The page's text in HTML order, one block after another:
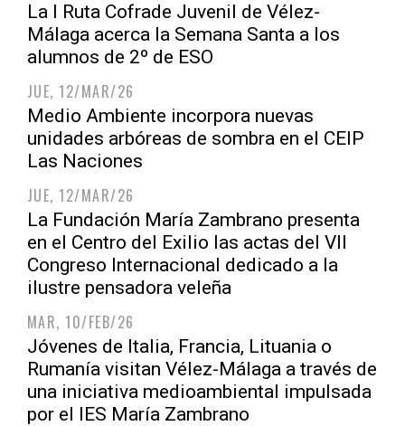
La I Ruta Cofrade Juvenil de Vélez-
Málaga acerca la Semana Santa a los
alumnos de 2º de ESO
JUE, 12/MAR/26
Medio Ambiente incorpora nuevas
unidades arbóreas de sombra en el CEIP
Las Naciones
JUE, 12/MAR/26
La Fundación María Zambrano presenta
en el Centro del Exilio las actas del VII
Congreso Internacional dedicado a la
ilustre pensadora veleña
MAR, 10/FEB/26
Jóvenes de Italia, Francia, Lituania o
Rumanía visitan Vélez-Málaga a través de
una iniciativa medioambiental impulsada
por el IES María Zambrano